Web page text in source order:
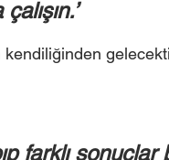
farklı sonuçlar